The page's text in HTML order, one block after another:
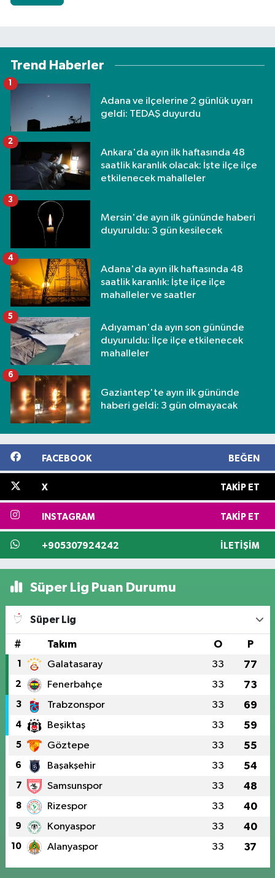
Trend Haberler
Adana ve ilçelerine 2 günlük uyarı
geldi: TEDAŞ duyurdu
1
Ankara'da ayın ilk haftasında 48
saatlik karanlık olacak: İşte ilçe ilçe
etkilenecek mahalleler
2
Mersin'de ayın ilk gününde haberi
duyuruldu: 3 gün kesilecek
3
Adana'da ayın ilk haftasında 48
saatlik karanlık: İşte ilçe ilçe
mahalleler ve saatler
4
Adıyaman'da ayın son gününde
duyuruldu: İlçe ilçe etkilenecek
mahalleler
5
Gaziantep'te ayın ilk gününde
haberi geldi: 3 gün olmayacak
6
FACEBOOK BEĞEN
X TAKIP ET
INSTAGRAM TAKIP ET
+905307924242 İLETIŞIM
Süper Lig Puan Durumu
Süper Lig
# Takım O P
1 Galatasaray 33 77
2 Fenerbahçe 33 73
3 Trabzonspor 33 69
4 Beşiktaş 33 59
5 Göztepe 33 55
6 Başakşehir 33 54
7 Samsunspor 33 48
8 Rizespor 33 40
9 Konyaspor 33 40
10 Alanyaspor 33 37